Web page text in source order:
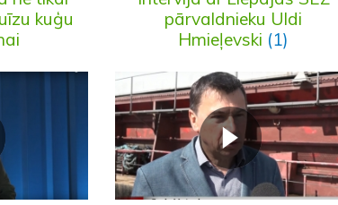
kuģu
pārvaldnieku Uldi
Hmieļevski (1)